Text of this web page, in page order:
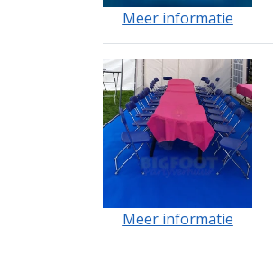
Meer informatie
Meer informatie